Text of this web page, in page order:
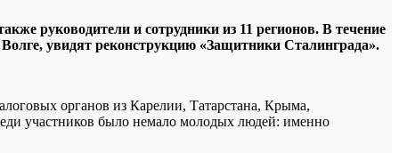
руководители и сотрудники из 11 регионов. В течение
увидят реконструкцию «Защитники Сталинграда».
органов из Карелии, Татарстана, Крыма,
участников было немало молодых людей: именно